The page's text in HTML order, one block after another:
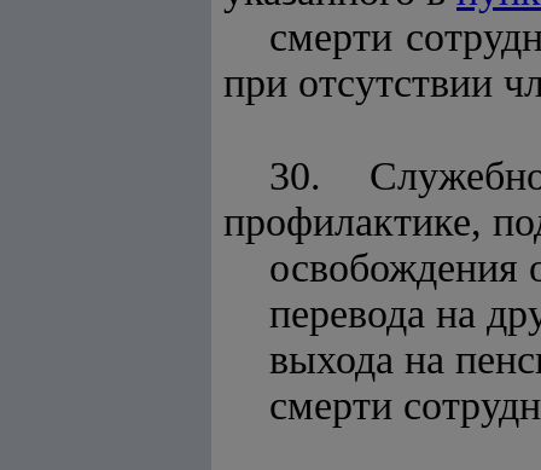
смерти
при отсутствии
30.
профилактике,
освобождения
перевода на
выхода на
смерти